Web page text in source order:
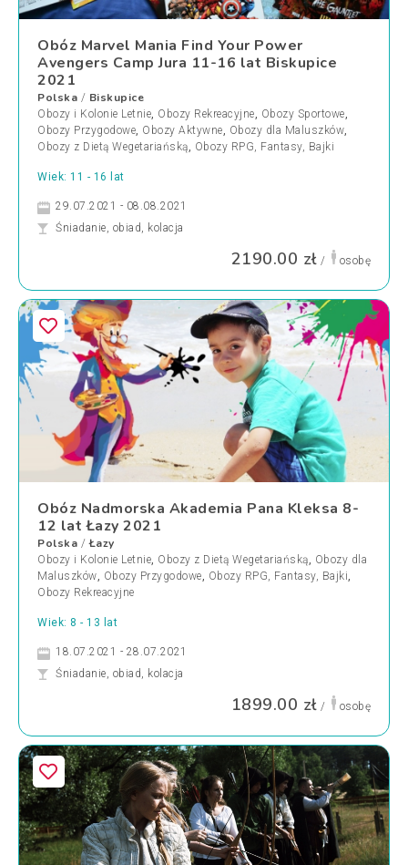
Obóz Marvel Mania Find Your Power
Avengers Camp Jura 11-16 lat Biskupice
2021
Polska / Biskupice
Obozy i Kolonie Letnie, Obozy Rekreacyjne, Obozy Sportowe,
Obozy Przygodowe, Obozy Aktywne, Obozy dla Maluszków,
Obozy z Dietą Wegetariańską, Obozy RPG, Fantasy, Bajki
Wiek: 11 - 16 lat
29.07.2021 - 08.08.2021
Śniadanie, obiad, kolacja
2190.00 zł / osobę
Obóz Nadmorska Akademia Pana Kleksa 8-
12 lat Łazy 2021
Polska /Łazy
Obozy i Kolonie Letnie, Obozy z Dietą Wegetariańską, Obozy dla
Maluszków, Obozy Przygodowe, Obozy RPG, Fantasy, Bajki,
Obozy Rekreacyjne
Wiek: 8 - 13 lat
18.07.2021 - 28.07.2021
Śniadanie, obiad, kolacja
1899.00 zł / osobę